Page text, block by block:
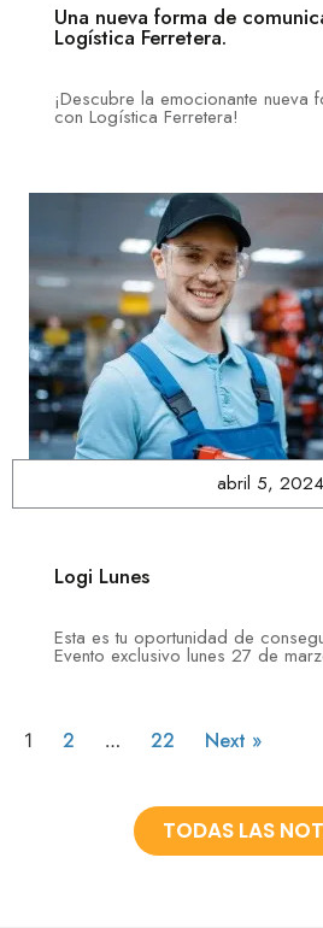
Una nueva forma de
Logística Ferretera.
¡Descubre la emocionante nueva
con Logística Ferretera!
abril 5, 2024
Logi Lunes
Esta es tu oportunidad de
Evento exclusivo lunes 27 de
1 2 … 22 Next »
TODAS LAS